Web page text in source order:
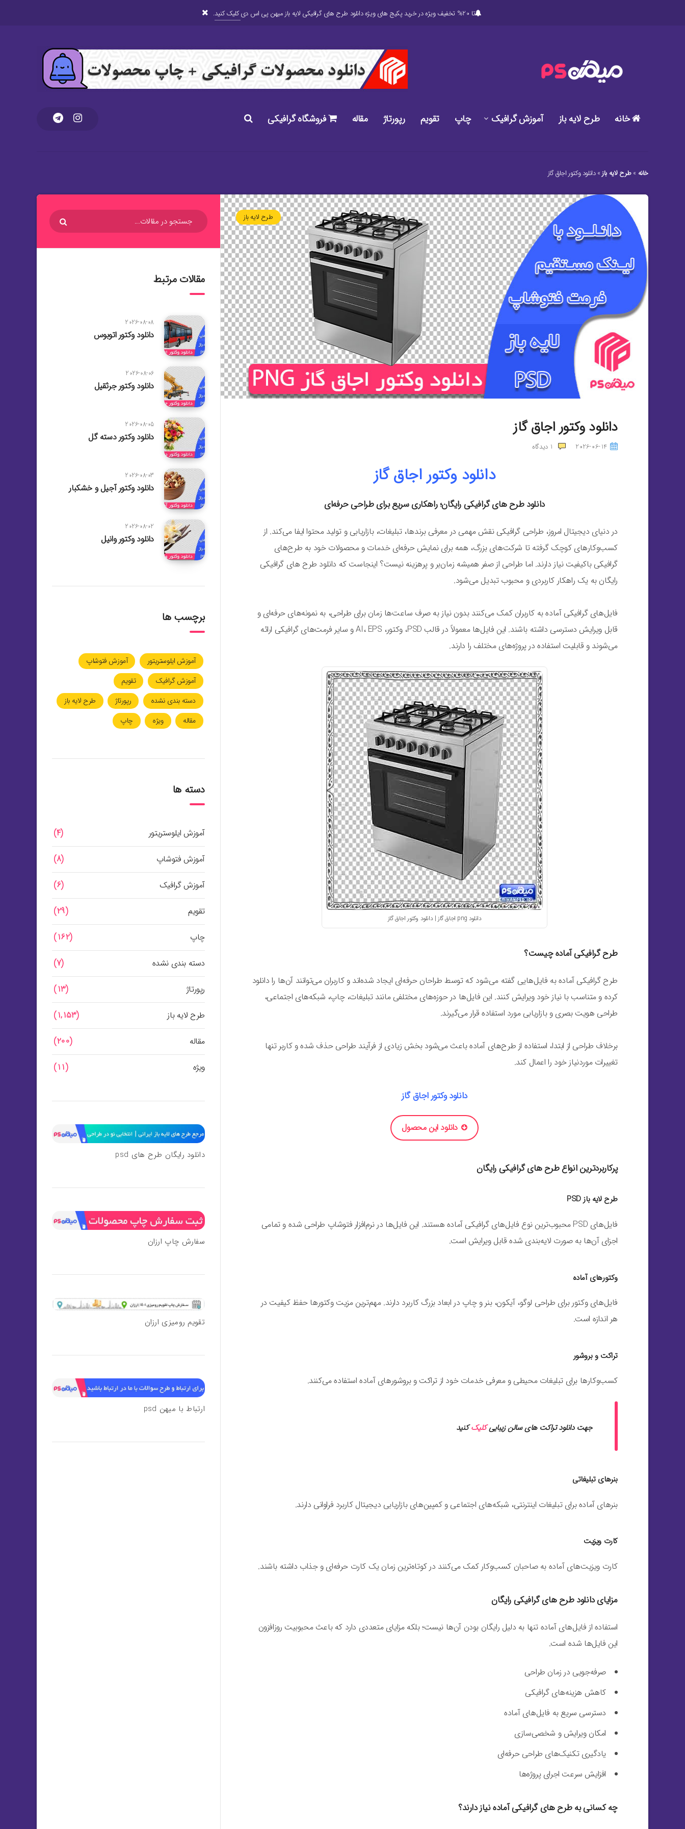
تا 20% تخفیف ویژه در خرید پکیج های ویژه دانلود طرح های گرافیکی لایه باز میهن پی اس دی کلیک کنید.
خانه طرح لایه باز آموزش گرافیک چاپ تقویم رپورتاژ مقاله فروشگاه گرافیکی
خانه »طرح لایه باز»دانلود وکتور اجاق گاز
طرح لایه باز
دانلود وکتور اجاق گاز
2026-06-14
1 دیدگاه
دانلود وکتور اجاق گاز
دانلود طرح های گرافیکی رایگان؛ راهکاری سریع برای طراحی حرفه‌ای
در دنیای دیجیتال امروز، طراحی گرافیکی نقش مهمی در معرفی برندها، تبلیغات، بازاریابی و تولید محتوا ایفا می‌کند. از
کسب‌وکارهای کوچک گرفته تا شرکت‌های بزرگ، همه برای نمایش حرفه‌ای خدمات و محصولات خود به طرح‌های
گرافیکی باکیفیت نیاز دارند. اما طراحی از صفر همیشه زمان‌بر و پرهزینه نیست؟ اینجاست که دانلود طرح های گرافیکی
رایگان به یک راهکار کاربردی و محبوب تبدیل می‌شود.
فایل‌های گرافیکی آماده به کاربران کمک می‌کنند بدون نیاز به صرف ساعت‌ها زمان برای طراحی، به نمونه‌های حرفه‌ای و
قابل ویرایش دسترسی داشته باشند. این فایل‌ها معمولاً در قالب PSD، وکتور، AI، EPS و سایر فرمت‌های گرافیکی ارائه
می‌شوند و قابلیت استفاده در پروژه‌های مختلف را دارند.
دانلود png اجاق گاز | دانلود وکتور اجاق گاز
طرح گرافیکی آماده چیست؟
طرح گرافیکی آماده به فایل‌هایی گفته می‌شود که توسط طراحان حرفه‌ای ایجاد شده‌اند و کاربران می‌توانند آن‌ها را دانلود
کرده و متناسب با نیاز خود ویرایش کنند. این فایل‌ها در حوزه‌های مختلفی مانند تبلیغات، چاپ، شبکه‌های اجتماعی،
طراحی هویت بصری و بازاریابی مورد استفاده قرار می‌گیرند.
برخلاف طراحی از ابتدا، استفاده از طرح‌های آماده باعث می‌شود بخش زیادی از فرآیند طراحی حذف شده و کاربر تنها
تغییرات موردنیاز خود را اعمال کند.
دانلود وکتور اجاق گاز
دانلود این محصول
پرکاربردترین انواع طرح های گرافیکی رایگان
طرح لایه باز PSD
فایل‌های PSD محبوب‌ترین نوع فایل‌های گرافیکی آماده هستند. این فایل‌ها در نرم‌افزار فتوشاپ طراحی شده و تمامی
اجزای آن‌ها به صورت لایه‌بندی شده قابل ویرایش است.
وکتورهای آماده
فایل‌های وکتور برای طراحی لوگو، آیکون، بنر و چاپ در ابعاد بزرگ کاربرد دارند. مهم‌ترین مزیت وکتورها حفظ کیفیت در
هر اندازه است.
تراکت و بروشور
کسب‌وکارها برای تبلیغات محیطی و معرفی خدمات خود از تراکت و بروشورهای آماده استفاده می‌کنند.
جهت دانلود تراکت های سالن زیباییکلیککنید
بنرهای تبلیغاتی
بنرهای آماده برای تبلیغات اینترنتی، شبکه‌های اجتماعی و کمپین‌های بازاریابی دیجیتال کاربرد فراوانی دارند.
کارت ویزیت
کارت ویزیت‌های آماده به صاحبان کسب‌وکار کمک می‌کنند در کوتاه‌ترین زمان یک کارت حرفه‌ای و جذاب داشته باشند.
مزایای دانلود طرح های گرافیکی رایگان
استفاده از فایل‌های آماده تنها به دلیل رایگان بودن آن‌ها نیست؛ بلکه مزایای متعددی دارد که باعث محبوبیت روزافزون
این فایل‌ها شده است.
صرفه‌جویی در زمان طراحی
کاهش هزینه‌های گرافیکی
دسترسی سریع به فایل‌های آماده
امکان ویرایش و شخصی‌سازی
یادگیری تکنیک‌های طراحی حرفه‌ای
افزایش سرعت اجرای پروژه‌ها
چه کسانی به طرح های گرافیکی آماده نیاز دارند؟
مقالات مرتبط
2026-08-08
دانلود وکتور اتوبوس
2026-08-06
دانلود وکتور جرثقیل
2026-08-05
دانلود وکتور دسته گل
2026-08-03
دانلود وکتور آجیل و خشکبار
2026-08-02
دانلود وکتور وانیل
برچسب ها
آموزش ایلوستریتور
آموزش فتوشاپ
آموزش گرافیک
تقویم
دسته بندی نشده
رپورتاژ
طرح لایه باز
مقاله
ویژه چاپ
دسته ها
آموزش ایلوستریتور (4)
آموزش فتوشاپ (8)
آموزش گرافیک (6)
تقویم (29)
چاپ (162)
دسته بندی نشده (7)
رپورتاژ (13)
طرح لایه باز (1,153)
مقاله (200)
ویژه (11)
دانلود رایگان طرح های psd
سفارش چاپ ارزان
تقویم رومیزی ارزان
ارتباط با میهن psd